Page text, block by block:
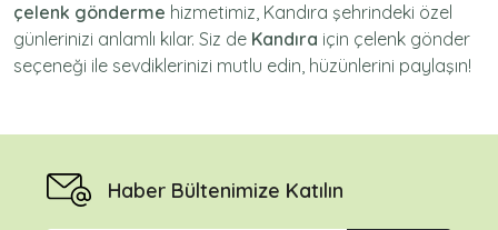
çelenk gönderme hizmetimiz, Kandıra şehrindeki özel
günlerinizi anlamlı kılar. Siz de Kandıra için çelenk gönder
seçeneği ile sevdiklerinizi mutlu edin, hüzünlerini paylaşın!
Haber Bültenimize Katılın